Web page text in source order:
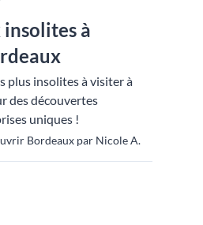
insolites à
plus insolites à visiter à
des découvertes
uniques !
Bordeaux par Nicole A.